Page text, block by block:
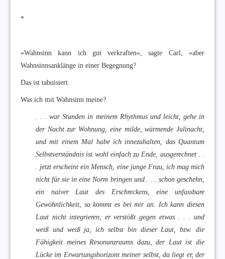
*
»Wahnsinn kann ich gut verkraften«, sagte Carl, »aber
Wahnsinnsanklänge in einer Begegnung?
Das ist tabuisiert.
Was ich mit Wahnsinn meine?
. . . war Stunden in meinem Rhythmus und leicht, gehe in
der Nacht zur Wohnung, eine milde, wärmende Julinacht,
und mit einem Mal habe ich innezuhalten, das Quantum
Selbstverständnis ist wohl einfach zu Ende, ausgerechnet . .
. jetzt erscheint ein Mensch, eine junge Frau, ich mag mich
nicht für sie in eine Norm bringen und . . . schon geschehn,
ein naiver Laut des Erschreckens, eine unfassbare
Gewöhnlichkeit, so kommt es bei mir an. Ich kann diesen
Laut nicht integrieren, er verstößt gegen etwas . . . und
weiß und weiß ja, ich selbst bin dieser Laut, bzw. die
Fähigkeit meines Resonanzraums dazu, der Laut ist die
Lücke im Erwartungshorizont meiner selbst, da liegt er, der